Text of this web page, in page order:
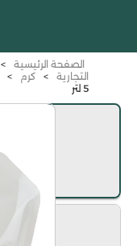
الصفحة الرئيسية >
التجارية
> كرم >
5 لتر